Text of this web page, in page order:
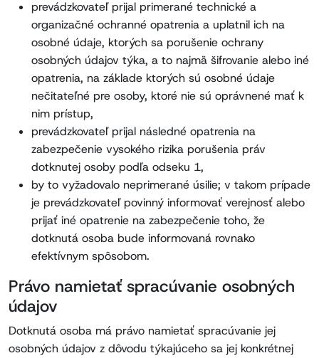
prevádzkovateľ prijal primerané technické a
organizačné ochranné opatrenia a uplatnil ich na
osobné údaje, ktorých sa porušenie ochrany
osobných údajov týka, a to najmä šifrovanie alebo iné
opatrenia, na základe ktorých sú osobné údaje
nečitateľné pre osoby, ktoré nie sú oprávnené mať k
nim prístup,
prevádzkovateľ prijal následné opatrenia na
zabezpečenie vysokého rizika porušenia práv
dotknutej osoby podľa odseku 1,
by to vyžadovalo neprimerané úsilie; v takom prípade
je prevádzkovateľ povinný informovať verejnosť alebo
prijať iné opatrenie na zabezpečenie toho, že
dotknutá osoba bude informovaná rovnako
efektívnym spôsobom.
Právo namietať spracúvanie osobných
údajov
Dotknutá osoba má právo namietať spracúvanie jej
osobných údajov z dôvodu týkajúceho sa jej konkrétnej